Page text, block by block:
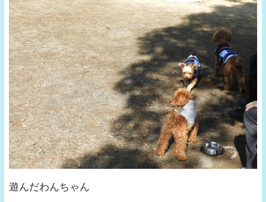
遊んだわんちゃん